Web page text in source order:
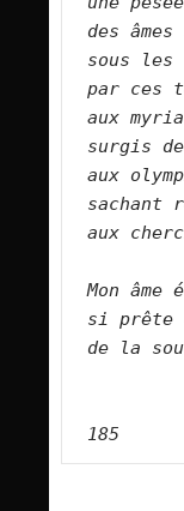
des
sous les
par ces
aux
surgis
aux
sachant
aux
Mon
si prête
de la
185